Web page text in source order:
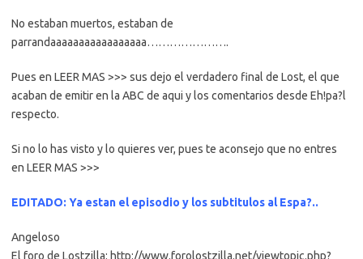
No estaban muertos, estaban de
parrandaaaaaaaaaaaaaaaaa………………….
Pues en LEER MAS >>> sus dejo el verdadero final de Lost, el que
acaban de emitir en la ABC de aqui y los comentarios desde Eh!pa?l
respecto.
Si no lo has visto y lo quieres ver, pues te aconsejo que no entres
en LEER MAS >>>
EDITADO: Ya estan el episodio y los subtitulos al Espa?..
Angeloso
El foro de Lostzilla: http://www.forolostzilla.net/viewtopic.php?